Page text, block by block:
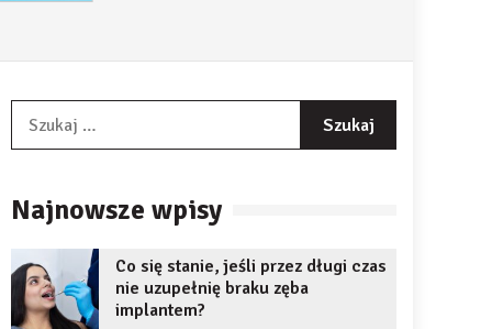
Najnowsze wpisy
Co się stanie, jeśli przez długi czas
nie uzupełnię braku zęba
implantem?